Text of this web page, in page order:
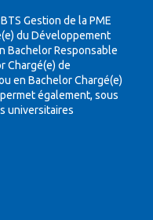
Gestion de la PME
du Développement
Bachelor Responsable
Chargé(e) de
en Bachelor Chargé(e)
également, sous
universitaires